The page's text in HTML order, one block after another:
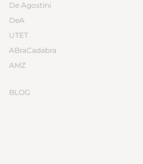
De Agostini
DeA
UTET
ABraCadabra
AMZ
BLOG